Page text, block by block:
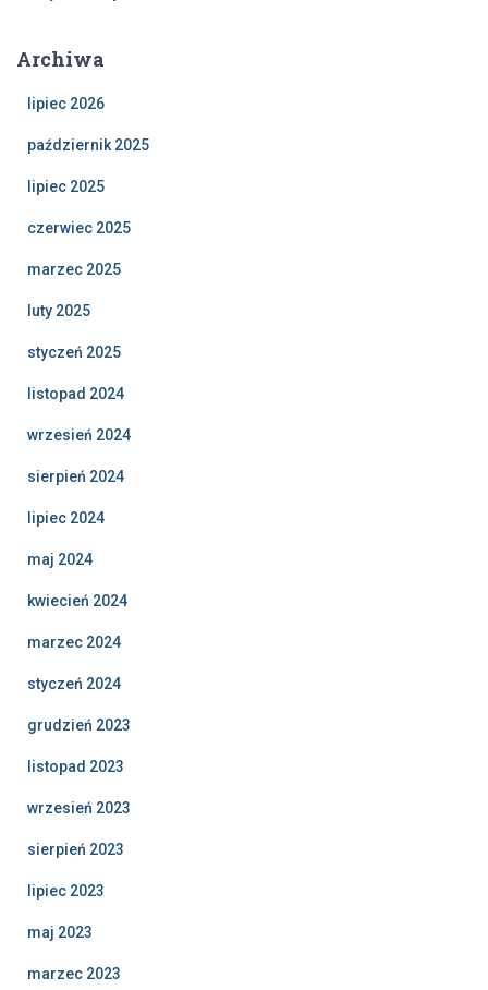
Archiwa
lipiec 2026
październik 2025
lipiec 2025
czerwiec 2025
marzec 2025
luty 2025
styczeń 2025
listopad 2024
wrzesień 2024
sierpień 2024
lipiec 2024
maj 2024
kwiecień 2024
marzec 2024
styczeń 2024
grudzień 2023
listopad 2023
wrzesień 2023
sierpień 2023
lipiec 2023
maj 2023
marzec 2023